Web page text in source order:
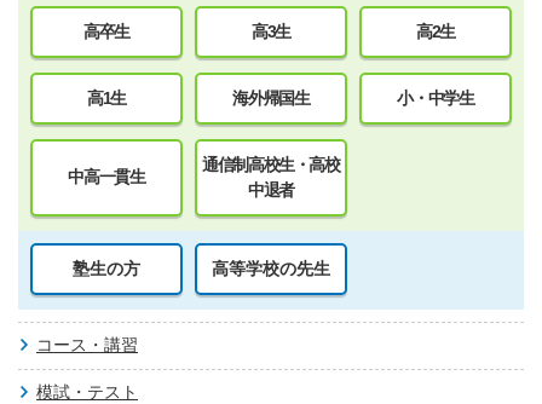
高卒生 高3生 高2生
高1生 海外帰国生 小・中学生
中高一貫生
通信制高校生・高校
中退者
塾生の方 高等学校の先生
コース・講習
模試・テスト